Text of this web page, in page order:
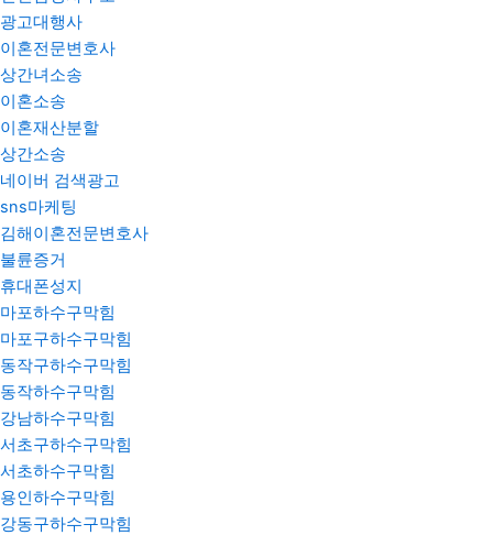
광고대행사
이혼전문변호사
상간녀소송
이혼소송
이혼재산분할
상간소송
네이버 검색광고
sns마케팅
김해이혼전문변호사
불륜증거
휴대폰성지
마포하수구막힘
마포구하수구막힘
동작구하수구막힘
동작하수구막힘
강남하수구막힘
서초구하수구막힘
서초하수구막힘
용인하수구막힘
강동구하수구막힘